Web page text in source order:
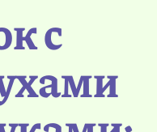
с